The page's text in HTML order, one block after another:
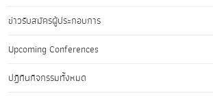
ข่าวรับสมัครผู้ประกอบการ
Upcoming Conferences
ปฏิทินกิจกรรมทั้งหมด